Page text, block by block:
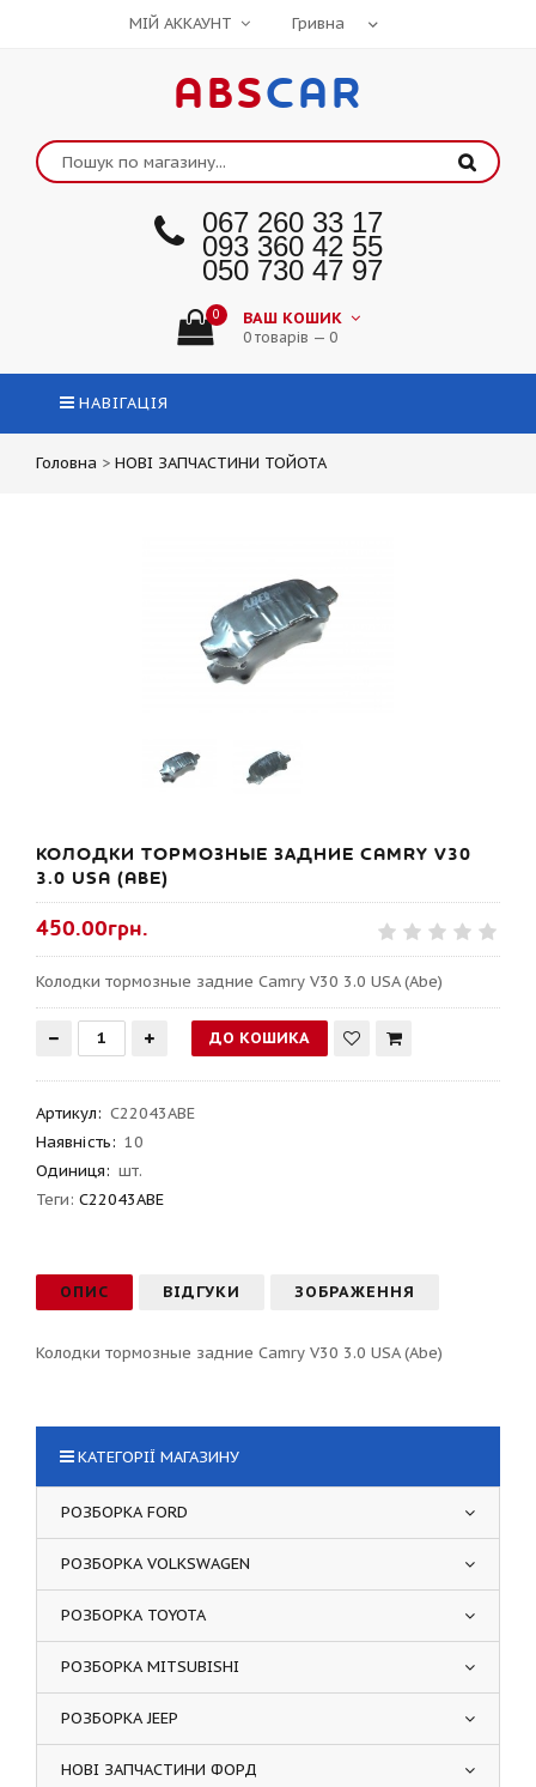
МІЙ АККАУНТ
ABSCAR
067 260 33 17
093 360 42 55
050 730 47 97
0 ВАШ КОШИК
0 товарів — 0
НАВІГАЦІЯ
Головна > НОВІ ЗАПЧАСТИНИ ТОЙОТА
КОЛОДКИ ТОРМОЗНЫЕ ЗАДНИЕ CAMRY V30
3.0 USA (ABE)
450.00грн.
Колодки тормозные задние Camry V30 3.0 USA (Abe)
Артикул: C22043ABE
Наявність: 10
Одиниця: шт.
Теги: C22043ABE
ОПИС ВІДГУКИ ЗОБРАЖЕННЯ
Колодки тормозные задние Camry V30 3.0 USA (Abe)
КАТЕГОРІЇ МАГАЗИНУ
РОЗБОРКА FORD
РОЗБОРКА VOLKSWAGEN
РОЗБОРКА TOYOTA
РОЗБОРКА MITSUBISHI
РОЗБОРКА JEEP
НОВІ ЗАПЧАСТИНИ ФОРД